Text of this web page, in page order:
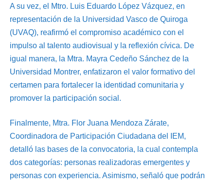
A su vez, el Mtro. Luis Eduardo López Vázquez, en
representación de la Universidad Vasco de Quiroga
(UVAQ), reafirmó el compromiso académico con el
impulso al talento audiovisual y la reflexión cívica. De
igual manera, la Mtra. Mayra Cedeño Sánchez de la
Universidad Montrer, enfatizaron el valor formativo del
certamen para fortalecer la identidad comunitaria y
promover la participación social.
Finalmente, Mtra. Flor Juana Mendoza Zárate,
Coordinadora de Participación Ciudadana del IEM,
detalló las bases de la convocatoria, la cual contempla
dos categorías: personas realizadoras emergentes y
personas con experiencia. Asimismo, señaló que podrán